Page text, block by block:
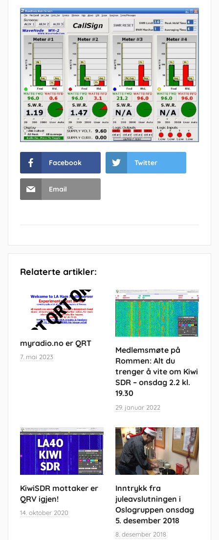
Facebook Twitter
Email
Relaterte artikler:
myradio.no er QRT
7. mai 2023
Medlemsmøte på
Rommen: Alt du
trenger å vite om Kiwi
SDR – onsdag 2.2 kl.
19.30
29. januar 2022
KiwiSDR mottaker er
QRV igjen!
14. oktober 2020
Inntrykk fra
juleavslutningen i
Oslogruppen onsdag
5. desember 2018
8. desember 2018